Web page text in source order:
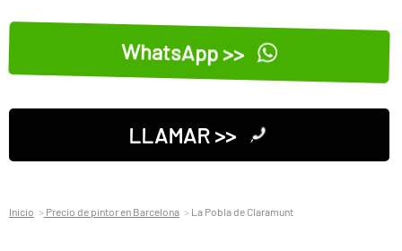
WhatsApp >>
LLAMAR >>
Inicio Precio de pintor en Barcelona La Pobla de Claramunt